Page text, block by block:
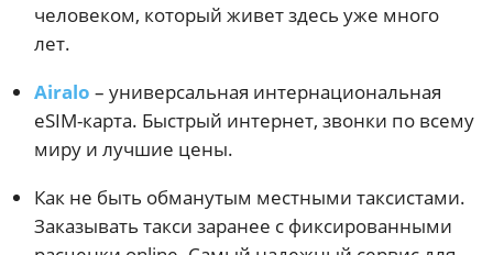
человеком, который живет здесь уже много
лет.
Airalo – универсальная интернациональная
eSIM-карта. Быстрый интернет, звонки по всему
миру и лучшие цены.
Как не быть обманутым местными таксистами.
Заказывать такси заранее с фиксированными